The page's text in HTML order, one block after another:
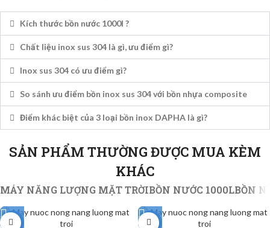
Kích thước bồn nước 1000l ?
Chất liệu inox sus 304 là gì, ưu điểm gì?
Inox sus 304 có ưu điểm gì?
So sánh ưu điểm bồn inox sus 304 với bồn nhựa composite
Điểm khác biệt của 3 loại bồn inox DAPHA là gì?
SẢN PHẨM THƯỜNG ĐƯỢC MUA KÈM
KHÁC
MÁY NĂNG LƯỢNG MẶT TRỜIBỒN NƯỚC 1000LBỒN